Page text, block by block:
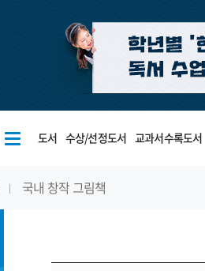
도서 수상/선정도서 교과서수록도서
국내 창작 그림책